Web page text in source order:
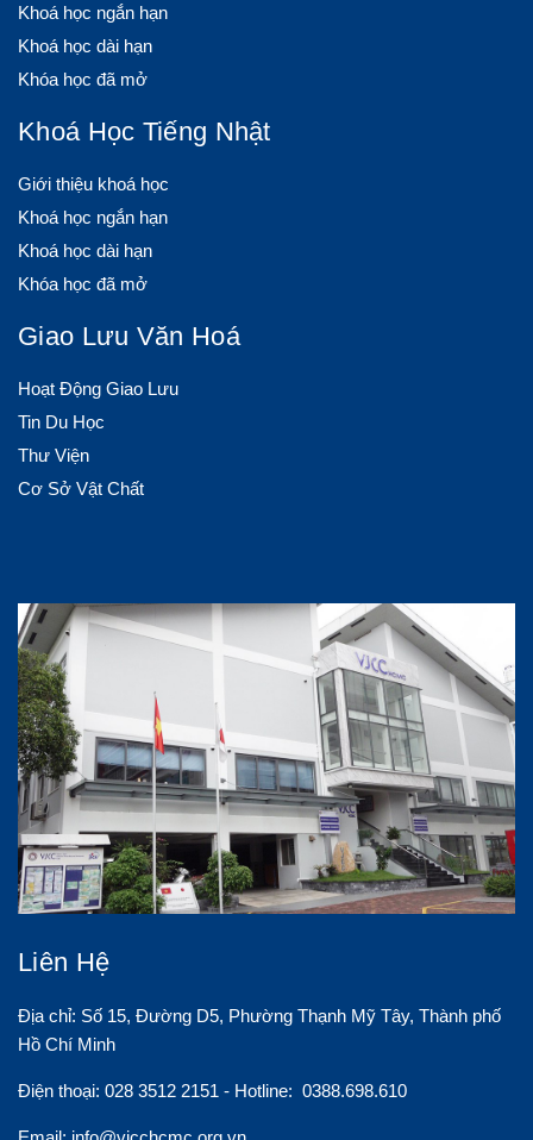
Khoá học ngắn hạn
Khoá học dài hạn
Khóa học đã mở
Khoá Học Tiếng Nhật
Giới thiệu khoá học
Khoá học ngắn hạn
Khoá học dài hạn
Khóa học đã mở
Giao Lưu Văn Hoá
Hoạt Động Giao Lưu
Tin Du Học
Thư Viện
Cơ Sở Vật Chất
Liên Hệ
Địa chỉ: Số 15, Đường D5, Phường Thạnh Mỹ Tây, Thành phố
Hồ Chí Minh
Điện thoại: 028 3512 2151 - Hotline: 0388.698.610